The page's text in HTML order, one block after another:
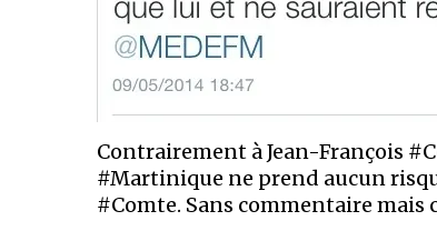
Contrairement à Jean-François
#Martinique ne prend aucun
#Comte. Sans commentaire mais